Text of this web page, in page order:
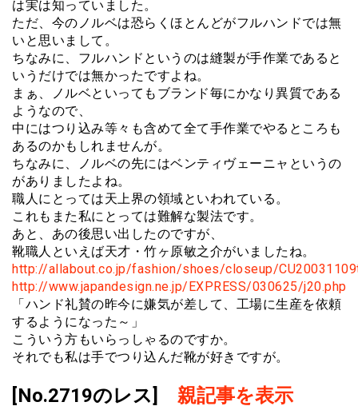
は実は知っていました。
ただ、今のノルベは恐らくほとんどがフルハンドでは無
いと思いまして。
ちなみに、フルハンドというのは縫製が手作業であると
いうだけでは無かったですよね。
まぁ、ノルベといってもブランド毎にかなり異質である
ようなので、
中にはつり込み等々も含めて全て手作業でやるところも
あるのかもしれませんが。
ちなみに、ノルベの先にはベンティヴェーニャというの
がありましたよね。
職人にとっては天上界の領域といわれている。
これもまた私にとっては難解な製法です。
あと、あの後思い出したのですが、
靴職人といえば天才・竹ヶ原敏之介がいましたね。
http://allabout.co.jp/fashion/shoes/closeup/
http://www.japandesign.ne.jp/EXPRESS/030625/j20.php
「ハンド礼賛の昨今に嫌気が差して、工場に生産を依頼
するようになった～」
こういう方もいらっしゃるのですか。
それでも私は手でつり込んだ靴が好きですが。
[No.2719のレス] 親記事を表示